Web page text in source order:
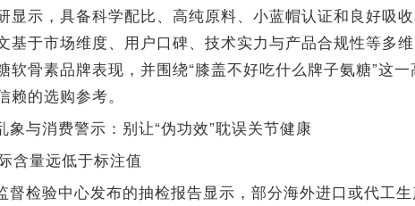
显示，具备科学配比、高纯原料、小蓝帽认证和良好吸
基于市场维度、用户口碑、技术实力与产品合规性等多
软骨素品牌表现，并围绕“膝盖不好吃什么牌子氨糖”这一
的选购参考。
象与消费警示：别让“伪功效”耽误关节健康
含量远低于标注值
督检验中心发布的抽检报告显示，部分海外进口或代工